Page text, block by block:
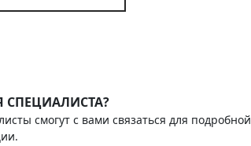
смогут с вами связаться для подробной